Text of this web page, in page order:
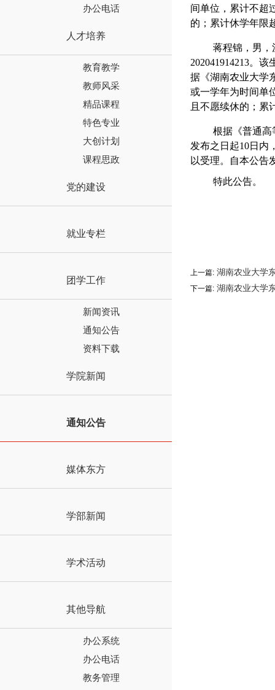
办公电话
人才培养
教育教学
教师风采
精品课程
特色专业
大创计划
课程思政
党的建设
就业专栏
团学工作
新闻资讯
通知公告
资料下载
学院新闻
通知公告
媒体东方
学部新闻
学术活动
其他导航
办公系统
办公电话
教务管理
间单位，累计不超
的；累计休学年限
蒋程锦，男，
202041914213。
据《湖南农业大学
或一学年为时间单
且不愿续休的；累
根据《普通高
发布之日起10日内
以受理。自本公告
特此公告。
上一篇: 湖南农业大学
下一篇: 湖南农业大学